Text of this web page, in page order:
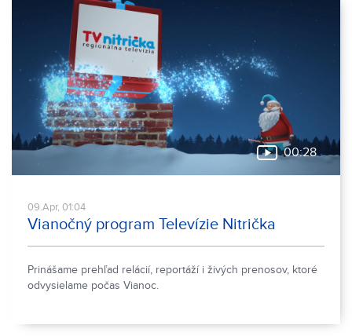
00:28
09.Apr, 01:04
Vianočný program Televízie Nitrička
Prinášame prehľad relácií, reportáží i živých prenosov, ktoré
odvysielame počas Vianoc.